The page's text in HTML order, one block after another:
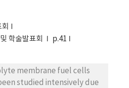
학술발표회
p.41
membrane fuel cells
studied intensively due